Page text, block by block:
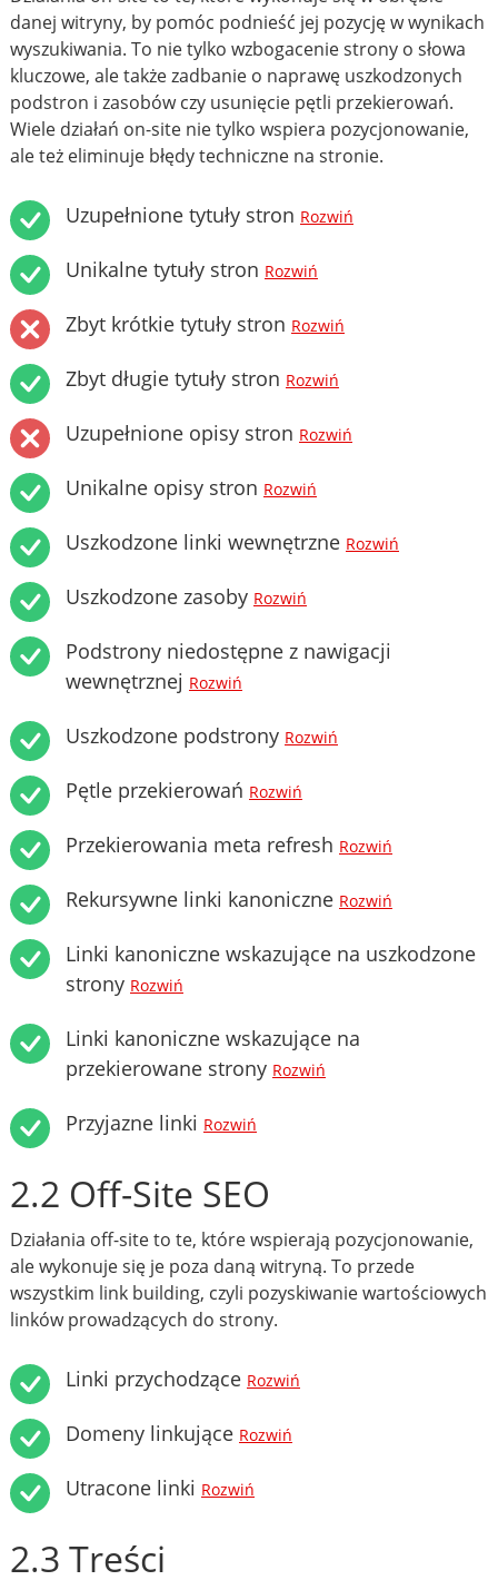
danej witryny, by pomóc podnieść jej pozycję w wynikach
wyszukiwania. To nie tylko wzbogacenie strony o słowa
kluczowe, ale także zadbanie o naprawę uszkodzonych
podstron i zasobów czy usunięcie pętli przekierowań.
Wiele działań on-site nie tylko wspiera pozycjonowanie,
ale też eliminuje błędy techniczne na stronie.
Uzupełnione tytuły stron Rozwiń
Unikalne tytuły stron Rozwiń
Zbyt krótkie tytuły stron Rozwiń
Zbyt długie tytuły stron Rozwiń
Uzupełnione opisy stron Rozwiń
Unikalne opisy stron Rozwiń
Uszkodzone linki wewnętrzne Rozwiń
Uszkodzone zasoby Rozwiń
Podstrony niedostępne z nawigacji
wewnętrznej Rozwiń
Uszkodzone podstrony Rozwiń
Pętle przekierowań Rozwiń
Przekierowania meta refresh Rozwiń
Rekursywne linki kanoniczne Rozwiń
Linki kanoniczne wskazujące na uszkodzone
strony Rozwiń
Linki kanoniczne wskazujące na
przekierowane strony Rozwiń
Przyjazne linki Rozwiń
2.2 Off-Site SEO
Działania off-site to te, które wspierają pozycjonowanie,
ale wykonuje się je poza daną witryną. To przede
wszystkim link building, czyli pozyskiwanie wartościowych
linków prowadzących do strony.
Linki przychodzące Rozwiń
Domeny linkujące Rozwiń
Utracone linki Rozwiń
2.3 Treści